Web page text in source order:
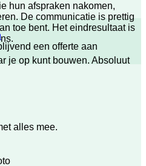
een offerte aan
hun afspraken nakomen,
De communicatie is prettig
toe bent. Het eindresultaat is
je op kunt bouwen. Absoluut
alles mee.